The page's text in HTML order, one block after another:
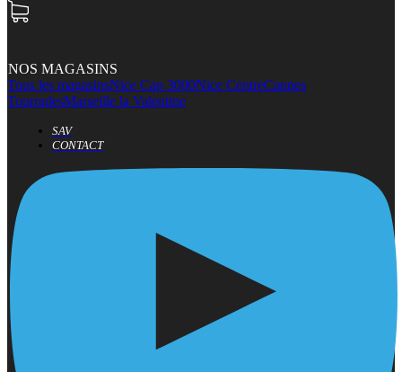
NOS MAGASINS
Tous les magasinsNice Cap 3000Nice CentreCannes
TourradesMarseille la Valentine
SAV
CONTACT